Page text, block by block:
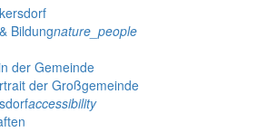
Bildungnature_people
der Gemeinde
der Großgemeinde
accessibility